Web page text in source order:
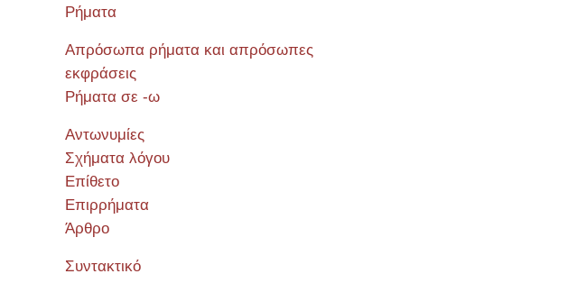
Ρήματα
Απρόσωπα ρήματα και απρόσωπες
εκφράσεις
Ρήματα σε -ω
Αντωνυμίες
Σχήματα λόγου
Επίθετο
Επιρρήματα
Άρθρο
Συντακτικό